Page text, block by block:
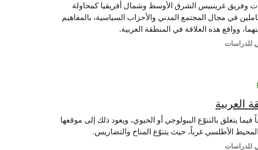
وفريق غرينبيس الشرق الأوسط وشمال أفريقيا كمحاولة
في مجال المجتمع المدني والأحزاب السياسية، بالمفاهيم
وواقع هذه العلاقة في المنطقة العربية.
للدراسات
العربية
فيما يتعلق بالتنوّع البيولوجي أو الحيوي، ويعود ذلك إلى موقعها
الأطلسي غرباً، حيث يتنوّع المناخ والتضاريس.
للدراسات